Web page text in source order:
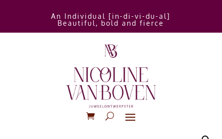
An Individual [in-di-vi-du-al]
Beautiful, bold and fierce